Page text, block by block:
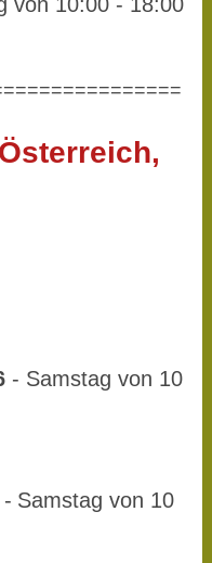
- Samstag von 10
- Samstag von 10